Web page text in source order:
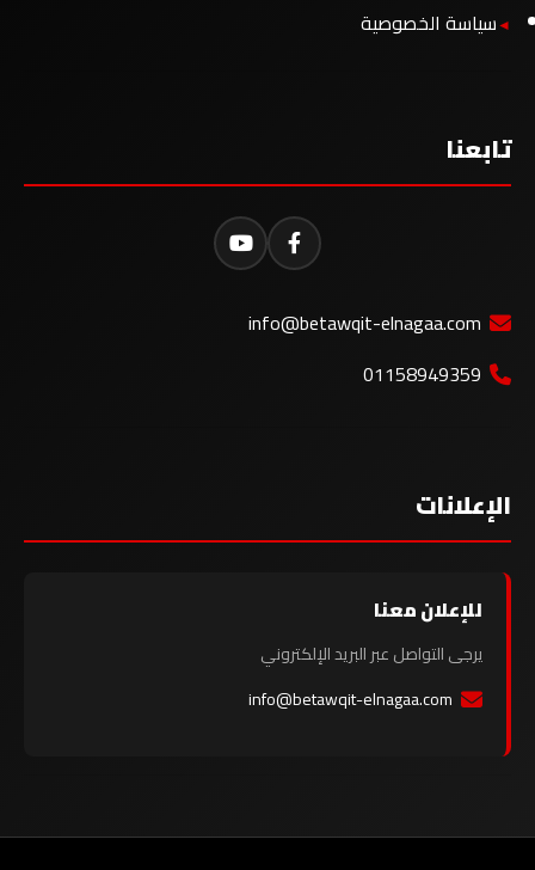
سياسة الخصوصية
تابعنا
info@betawqit-elnagaa.com
01158949359
الإعلانات
للإعلان معنا
يرجى التواصل عبر البريد الإلكتروني
info@betawqit-elnagaa.com